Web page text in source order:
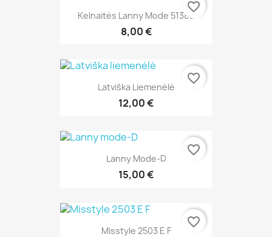
Kelnaitės Lanny Mode 51389
8,00 €
favorite_border
Latviška Liemenėlė
12,00 €
favorite_border
Lanny Mode-D
15,00 €
favorite_border
Misstyle 2503 E F
favorite_border